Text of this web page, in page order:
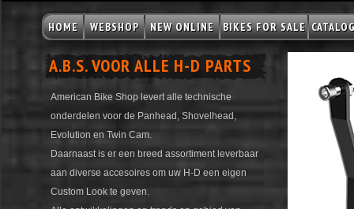
HOME WEBSHOP NEW ONLINE BIKES FOR SALE
A.B.S. VOOR ALLE H-D PARTS
American Bike Shop levert alle technische
onderdelen voor de Panhead, Shovelhead,
Evolution en Twin Cam.
Daarnaast is er een breed assortiment leverbaar
aan diverse accesoires om uw H-D een eigen
Custom Look te geven.